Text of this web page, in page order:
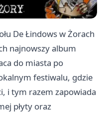
De Łindows w Żorach
najnowszy album
do miasta po
festiwalu, gdzie
i tym razem zapowiada
płyty oraz